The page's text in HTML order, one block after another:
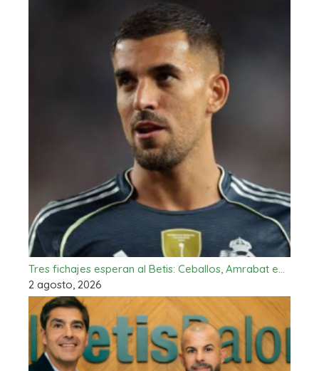
Tres fichajes esperan al Betis: Ceballos, Amrabat e…
2 agosto, 2026